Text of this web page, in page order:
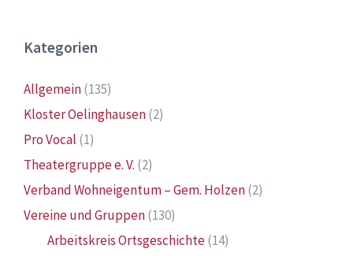
Kategorien
Allgemein(135)
Kloster Oelinghausen(2)
Pro Vocal (1)
Theatergruppe e. V. (2)
Verband Wohneigentum – Gem. Holzen(2)
Vereine und Gruppen(130)
Arbeitskreis Ortsgeschichte(14)